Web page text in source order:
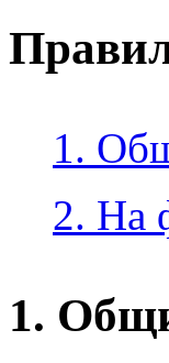
1.
2. На
1.